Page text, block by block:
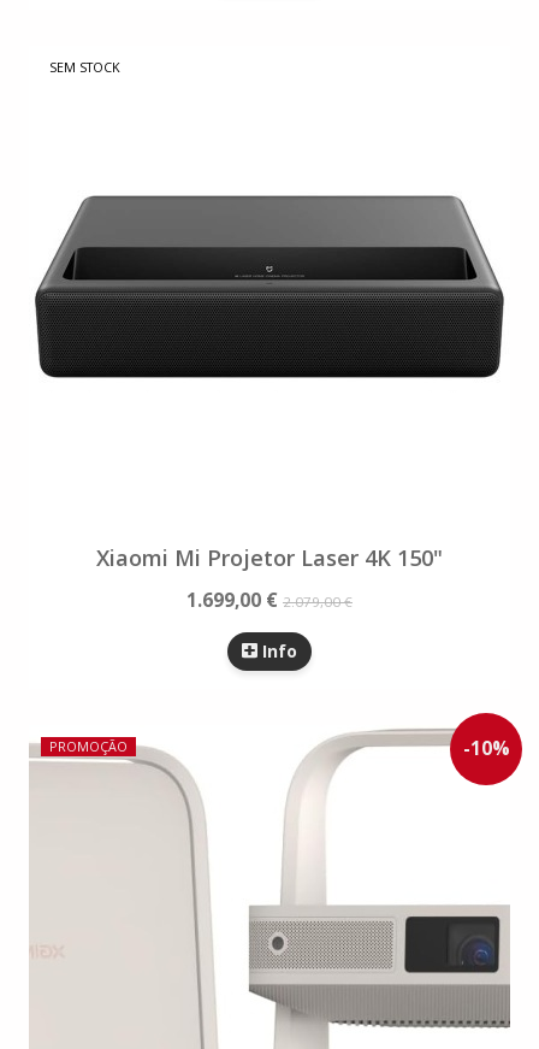
SEM STOCK
Xiaomi Mi Projetor Laser 4K 150"
1.699,00 € 2.079,00 €
Info
-10%
PROMOÇÃO